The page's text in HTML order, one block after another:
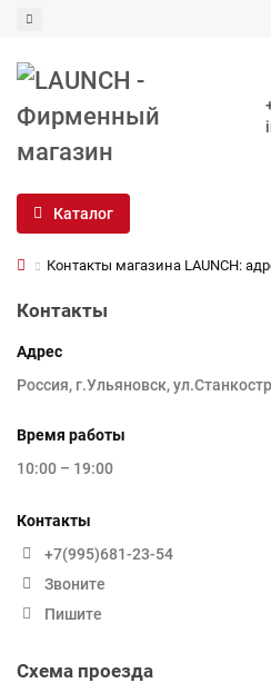
Каталог
Контакты магазина LAUNCH:
Контакты
Адрес
Россия, г.Ульяновск,
Время работы
10:00 – 19:00
Контакты
+7(995)681-23-54
Звоните
Пишите
Схема проезда